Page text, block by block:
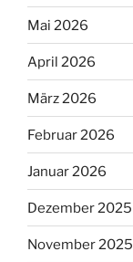
Mai 2026
April 2026
März 2026
Februar 2026
Januar 2026
Dezember 2025
November 2025